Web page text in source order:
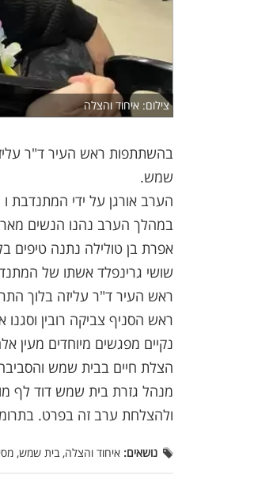
צילום: איחוד והצלה
בהשתתפות ראש העיר ד"ר
שמש.
הערב אורגן על ידי המתנדבת
במהלך הערב נהנו הנשים
אפרת בן טולילה נתנה
שושי גרינפלד אשתו של
ראש העיר ד"ר עליזה בלוך
ראש הסניף צביקה רובין
נקיים מפגשים מיוחדים מעין
הצלת חיים בבית שמש
מנהל גזרת בית שמש דוד לף
ולהצלחת ערב זה בפרט.
נושאים: איחוד והצלה, בית שמש,